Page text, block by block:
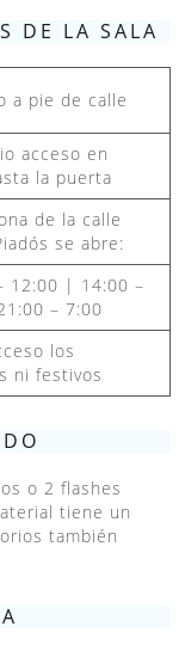
DE LA SALA
a pie de calle
acceso en
la puerta
de la calle
se abre:
12:00 | 14:00 –
– 7:00
los
ni festivos
o 2 flashes
tiene un
también